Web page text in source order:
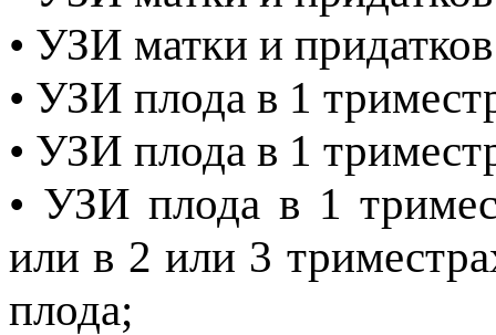
• УЗИ матки и
• УЗИ плода в 1
• УЗИ плода в 1
• УЗИ плода в 1
или в 2 или 3
плода;